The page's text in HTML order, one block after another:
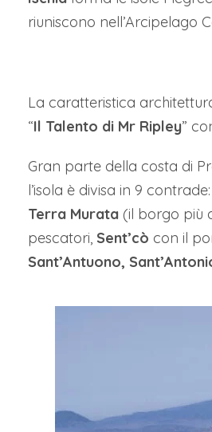
riuniscono nell’Arcipelago
La caratteristica
“Il Talento di Mr Ripley”
Gran parte della costa di
l’isola è divisa in 9 contrade:
Terra Murata (il borgo più
pescatori, Sent’cò con il
Sant’Antuono,